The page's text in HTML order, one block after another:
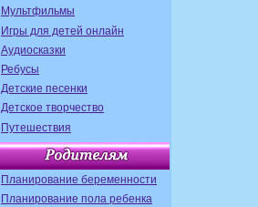
Мультфильмы
Игры для детей онлайн
Аудиосказки
Ребусы
Детские песенки
Детское творчество
Путешествия
Планирование беременности
Планирование пола ребенка